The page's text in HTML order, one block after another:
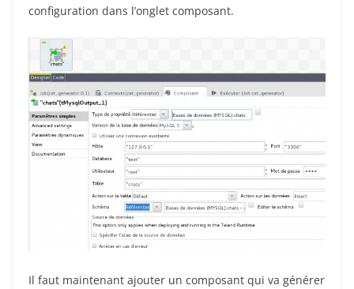
configuration dans l’onglet composant.
Il faut maintenant ajouter un composant qui va générer